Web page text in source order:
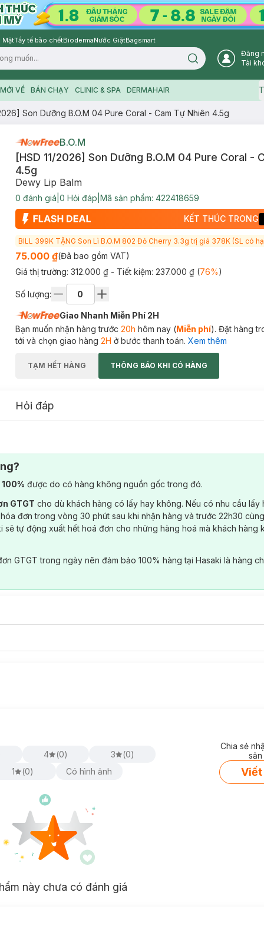
MặtTẩy tế bào chếtBiodermaNước GiặtBagsmart
Search icon
Đăng
Tài
VỀ BÁN CHẠY CLINIC & SPA DERMAHAIR
Son Dưỡng B.O.M 04 Pure Coral - Cam Tự Nhiên 4.5g
B.O.M
[HSD 11/2026] Son Dưỡng B.O.M 04 Pure Coral -
4.5g
Dewy Lip Balm
0 đánh giá 0 Hỏi đáp Mã sản phẩm: 422418659
KẾT THÚC TRONG
BILL 399K TẶNG Son Lì B.O.M 802 Đỏ Cherry 3.3g trị giá 378K (SL có
75.000 ₫(Đã bao gồm VAT)
Giá thị trường: 312.000 ₫ - Tiết kiệm: 237.000 ₫(76%)
Số lượng:
Giao Nhanh Miễn Phí 2H
Bạn muốn nhận hàng trước 20h hôm nay (Miễn phí). Đặt hàng
tới và chọn giao hàng 2H ở bước thanh toán. Xem thêm
TẠM HẾT HÀNG THÔNG BÁO KHI CÓ HÀNG
Hỏi đáp
được do có hàng không nguồn gốc trong đó.
GTGT cho dù khách hàng có lấy hay không. Nếu có nhu cầu lấy
đơn trong vòng 30 phút sau khi nhận hàng và trước 22h30
sẽ tự động xuất hết hoá đơn cho những hàng hoá mà khách hàng
GTGT trong ngày nên đảm bảo 100% hàng tại Hasaki là hàng
4 (0) 3 (0)
1
(0) Có hình ảnh
Chia sẻ
Viết
này chưa có đánh giá